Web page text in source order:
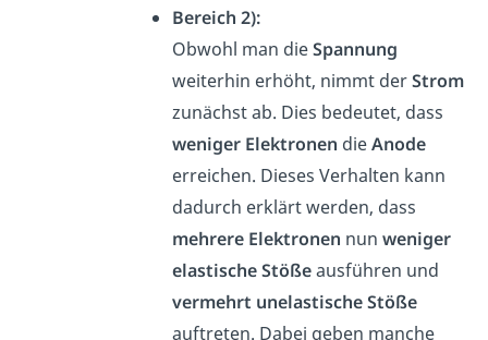
Bereich 2):
Obwohl man dieSpannung
weiterhin erhöht, nimmt derStrom
zunächst ab. Dies bedeutet, dass
weniger Elektronen dieAnode
erreichen. Dieses Verhalten kann
dadurch erklärt werden, dass
mehrere Elektronen nunweniger
elastische Stößeausführen und
vermehrt unelastische Stöße
auftreten. Dabei geben manche